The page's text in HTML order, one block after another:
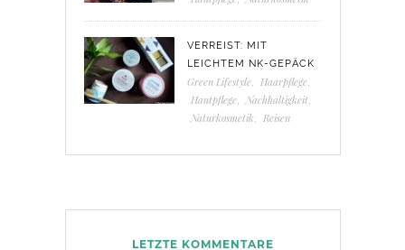
VERREIST: MIT
LEICHTEM NK-GEPÄCK
Green Lifestyle, Haarpflege,
Hautpflege, Nachhaltigkeit
Naturkosmetik
Reisen
LETZTE KOMMENTARE